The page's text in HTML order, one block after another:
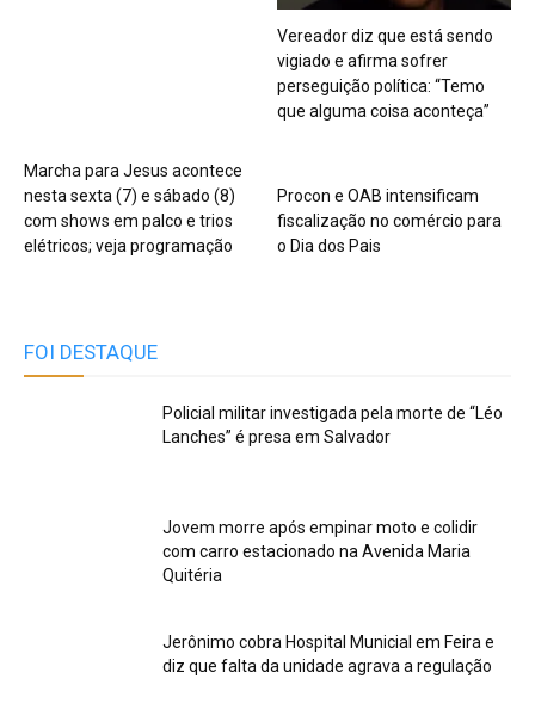
Vereador diz que está sendo
vigiado e afirma sofrer
perseguição política: “Temo
que alguma coisa aconteça”
Marcha para Jesus acontece
nesta sexta (7) e sábado (8)
com shows em palco e trios
elétricos; veja programação
Procon e OAB intensificam
fiscalização no comércio para
o Dia dos Pais
FOI DESTAQUE
Policial militar investigada pela morte de “Léo
Lanches” é presa em Salvador
Jovem morre após empinar moto e colidir
com carro estacionado na Avenida Maria
Quitéria
Jerônimo cobra Hospital Municial em Feira e
diz que falta da unidade agrava a regulação